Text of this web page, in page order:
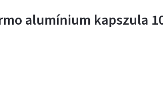
alumínium kapszula